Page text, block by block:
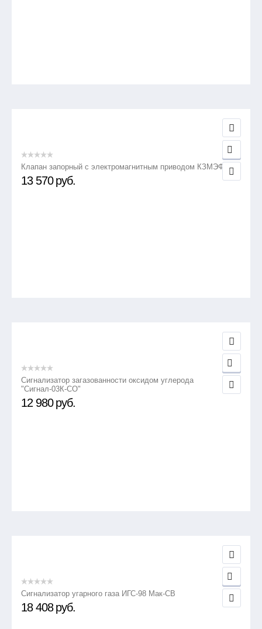
Клапан запорный с электромагнитным приводом КЗМЭФ
13 570 руб.
Сигнализатор загазованности оксидом углерода
"Сигнал-03К-СО"
12 980 руб.
Сигнализатор угарного газа ИГС-98 Мак-СВ
18 408 руб.